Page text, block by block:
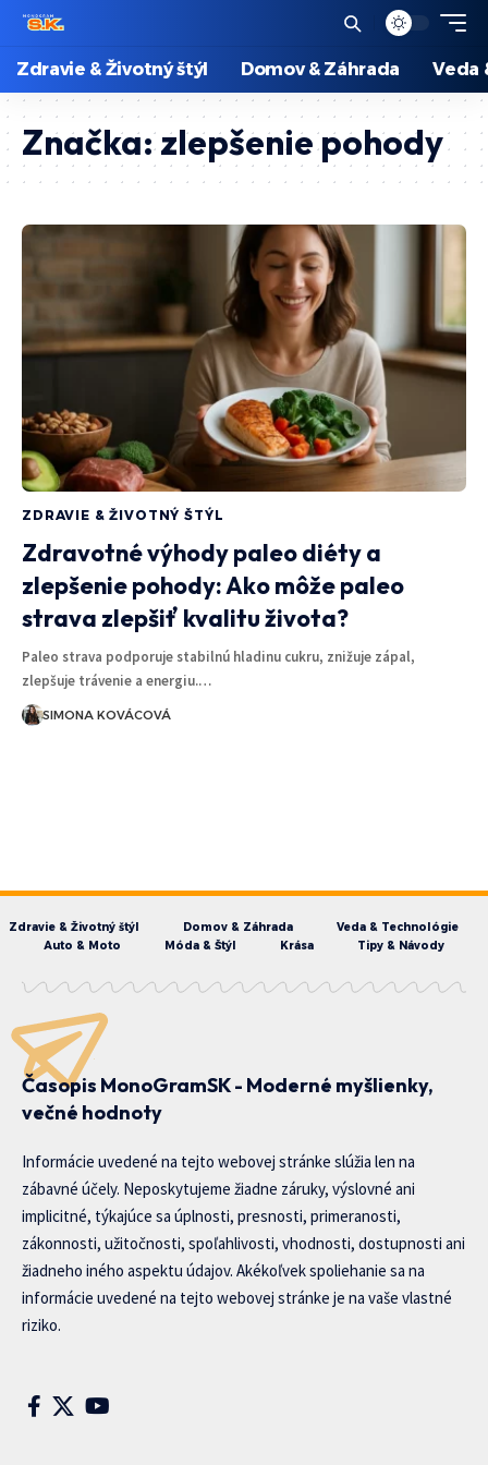
Zdravie & Životný štýl Domov & Záhrada Veda
Značka:zlepšenie pohody
ZDRAVIE & ŽIVOTNÝ ŠTÝL
Zdravotné výhody paleo diéty a
zlepšenie pohody: Ako môže paleo
strava zlepšiť kvalitu života?
Paleo strava podporuje stabilnú hladinu cukru, znižuje zápal,
zlepšuje trávenie a energiu.…
SIMONA KOVÁCOVÁ
Zdravie & Životný štýl Domov & Záhrada
Veda & Technológie
Auto & Moto
Móda & Štýl Krása Tipy & Návody
Časopis MonoGramSK - Moderné myšlienky,
večné hodnoty
Informácie uvedené na tejto webovej stránke slúžia len na
zábavné účely. Neposkytujeme žiadne záruky, výslovné ani
implicitné, týkajúce sa úplnosti, presnosti, primeranosti,
zákonnosti, užitočnosti, spoľahlivosti, vhodnosti, dostupnosti ani
žiadneho iného aspektu údajov. Akékoľvek spoliehanie sa na
informácie uvedené na tejto webovej stránke je na vaše vlastné
riziko.